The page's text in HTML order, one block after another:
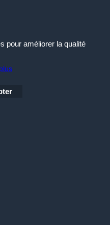
pour améliorer la qualité